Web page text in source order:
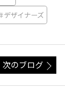
ザイナーズ
次のブログ